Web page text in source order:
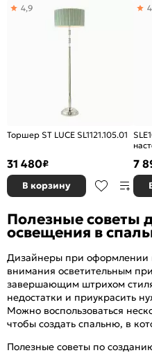
Торшер ST LUCE SL1121.105.01
4,9
31 480₽
В корзину
7
Полезные советы
освещения в
Дизайнеры при
внимания осветительным
завершающим штрихом
недостатки и приукрасить
Можно воспользоваться
чтобы создать спальню, в
Полезные советы по